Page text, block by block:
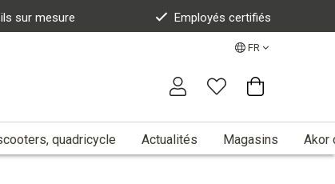
sur mesure Employés certifiés
FR
quadricycle Actualités Magasins Akor